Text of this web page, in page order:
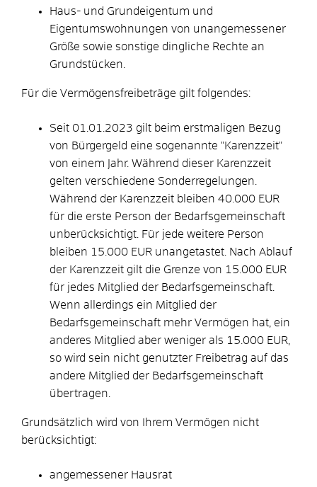
Haus- und Grundeigentum und
Eigentumswohnungen von unangemessener
Größe sowie sonstige dingliche Rechte an
Grundstücken.
Für die Vermögensfreibeträge gilt folgendes:
Seit 01.01.2023 gilt beim erstmaligen Bezug
von Bürgergeld eine sogenannte "Karenzzeit"
von einem Jahr. Während dieser Karenzzeit
gelten verschiedene Sonderregelungen.
Während der Karenzzeit bleiben 40.000 EUR
für die erste Person der Bedarfsgemeinschaft
unberücksichtigt. Für jede weitere Person
bleiben 15.000 EUR unangetastet. Nach Ablauf
der Karenzzeit gilt die Grenze von 15.000 EUR
für jedes Mitglied der Bedarfsgemeinschaft.
Wenn allerdings ein Mitglied der
Bedarfsgemeinschaft mehr Vermögen hat, ein
anderes Mitglied aber weniger als 15.000 EUR,
so wird sein nicht genutzter Freibetrag auf das
andere Mitglied der Bedarfsgemeinschaft
übertragen.
Grundsätzlich wird von Ihrem Vermögen nicht
berücksichtigt:
angemessener Hausrat